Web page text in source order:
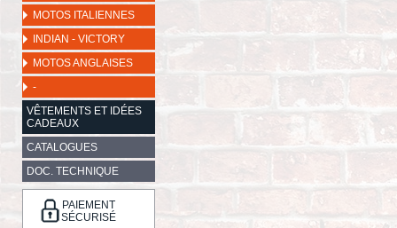
MOTOS ITALIENNES
INDIAN - VICTORY
MOTOS ANGLAISES
-
VÊTEMENTS ET IDÉES
CADEAUX
CATALOGUES
DOC. TECHNIQUE
PAIEMENT
SÉCURISÉ